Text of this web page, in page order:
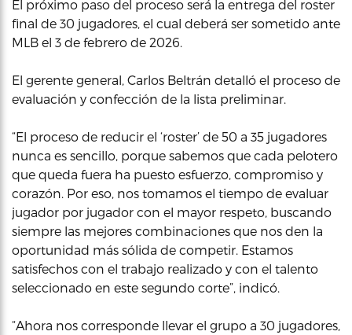
El próximo paso del proceso será la entrega del roster
final de 30 jugadores, el cual deberá ser sometido ante
MLB el 3 de febrero de 2026.
El gerente general, Carlos Beltrán detalló el proceso de
evaluación y confección de la lista preliminar.
“El proceso de reducir el ‘roster’ de 50 a 35 jugadores
nunca es sencillo, porque sabemos que cada pelotero
que queda fuera ha puesto esfuerzo, compromiso y
corazón. Por eso, nos tomamos el tiempo de evaluar
jugador por jugador con el mayor respeto, buscando
siempre las mejores combinaciones que nos den la
oportunidad más sólida de competir. Estamos
satisfechos con el trabajo realizado y con el talento
seleccionado en este segundo corte”, indicó.
“Ahora nos corresponde llevar el grupo a 30 jugadores,